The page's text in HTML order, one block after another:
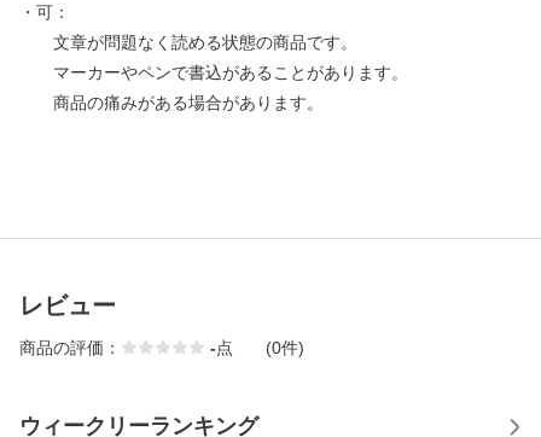
・可：
文章が問題なく読める状態の商品です。
マーカーやペンで書込があることがあります。
商品の痛みがある場合があります。
レビュー
商品の評価： -点 (0件)
ウィークリーランキング